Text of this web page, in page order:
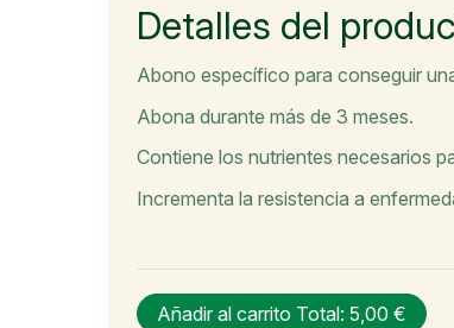
Detalles del
Abono específico para conseguir
Abona durante más de 3 meses.
Contiene los nutrientes necesarios
Incrementa la resistencia a
Añadir al carrito Total: 5,00 €